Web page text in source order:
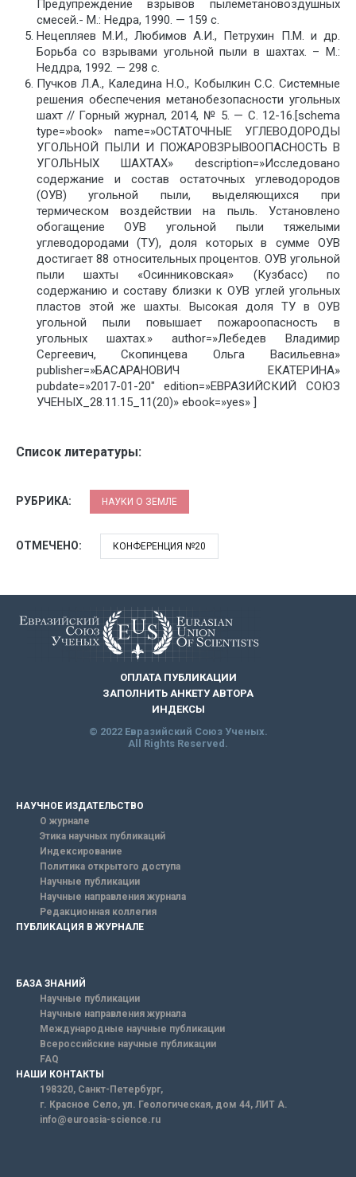
Предупреждение взрывов пылеметановоздушных
смесей.- М.: Недра, 1990. — 159 с.
Нецепляев М.И., Любимов А.И., Петрухин П.М. и др.
Борьба со взрывами угольной пыли в шахтах. – М.:
Неддра, 1992. — 298 с.
Пучков Л.А., Каледина Н.О., Кобылкин С.С. Системные
решения обеспечения метанобезопасности угольных
шахт // Горный журнал, 2014, № 5. — С. 12-16.[schema
type=»book» name=»ОСТАТОЧНЫЕ УГЛЕВОДОРОДЫ
УГОЛЬНОЙ ПЫЛИ И ПОЖАРОВЗРЫВООПАСНОСТЬ В
УГОЛЬНЫХ ШАХТАХ» description=»Исследовано
содержание и состав остаточных углеводородов
(ОУВ) угольной пыли, выделяющихся при
термическом воздействии на пыль. Установлено
обогащение ОУВ угольной пыли тяжелыми
углеводородами (ТУ), доля которых в сумме ОУВ
достигает 88 относительных процентов. ОУВ угольной
пыли шахты «Осинниковская» (Кузбасс) по
содержанию и составу близки к ОУВ углей угольных
пластов этой же шахты. Высокая доля ТУ в ОУВ
угольной пыли повышает пожароопасность в
угольных шахтах.» author=»Лебедев Владимир
Сергеевич, Скопинцева Ольга Васильевна»
publisher=»БАСАРАНОВИЧ ЕКАТЕРИНА»
pubdate=»2017-01-20″ edition=»ЕВРАЗИЙСКИЙ СОЮЗ
УЧЕНЫХ_28.11.15_11(20)» ebook=»yes» ]
Список литературы:
РУБРИКА: НАУКИ О ЗЕМЛЕ
ОТМЕЧЕНО: КОНФЕРЕНЦИЯ №20
ОПЛАТА ПУБЛИКАЦИИ
ЗАПОЛНИТЬ АНКЕТУ АВТОРА
ИНДЕКСЫ
© 2022 Евразийский Союз Ученых.
All Rights Reserved.
НАУЧНОЕ ИЗДАТЕЛЬСТВО
О журнале
Этика научных публикаций
Индексирование
Политика открытого доступа
Научные публикации
Научные направления журнала
Редакционная коллегия
ПУБЛИКАЦИЯ В ЖУРНАЛЕ
БАЗА ЗНАНИЙ
Научные публикации
Научные направления журнала
Международные научные публикации
Всероссийские научные публикации
FAQ
НАШИ КОНТАКТЫ
198320, Санкт-Петербург,
г. Красное Село, ул. Геологическая, дом 44, ЛИТ А.
info@euroasia-science.ru